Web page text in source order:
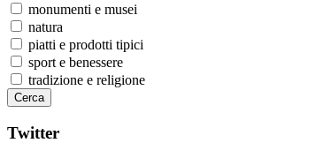
monumenti e musei
natura
piatti e prodotti tipici
sport e benessere
tradizione e religione
Twitter